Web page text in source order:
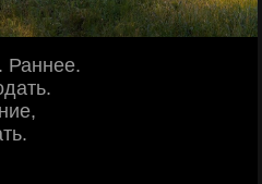
Раннее.